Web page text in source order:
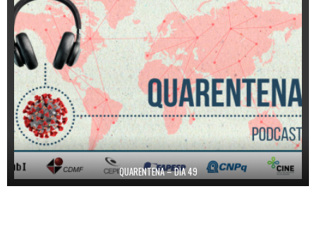
QUARENTENA – DIA 49